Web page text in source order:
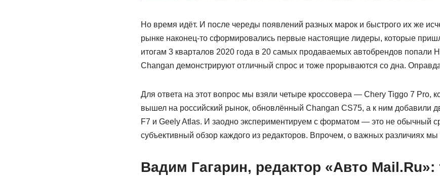
Но время идёт. И после череды появлений разных марок и быстрого их же
рынке наконец-то сформировались первые настоящие лидеры, которые
итогам 3 кварталов 2020 года в 20 самых продаваемых автобрендов попали
Changan демонстрируют отличный спрос и тоже прорываются со дна.
Для ответа на этот вопрос мы взяли четыре кроссовера — Chery Tiggo 7 Pro,
вышел на российский рынок, обновлённый Changan CS75, а к ним добавили
F7 и Geely Atlas. И заодно экспериментируем с форматом — это не обычный
субъективный обзор каждого из редакторов. Впрочем, о важных различиях
Вадим Гагарин, редактор «Авто Mail.Ru»: